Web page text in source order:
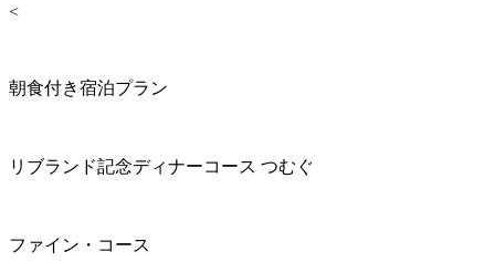
<
朝食付き宿泊プラン
リブランド記念ディナーコース つむぐ
ファイン・コース